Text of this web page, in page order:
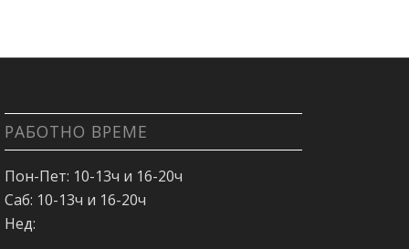
РАБОТНО ВРЕМЕ
Пон-Пет: 10-13ч и 16-20ч
Саб: 10-13ч и 16-20ч
Нед: